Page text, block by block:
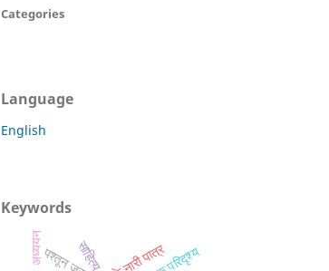
Categories
Language
English
Keywords
साहित्य
अध्ययन